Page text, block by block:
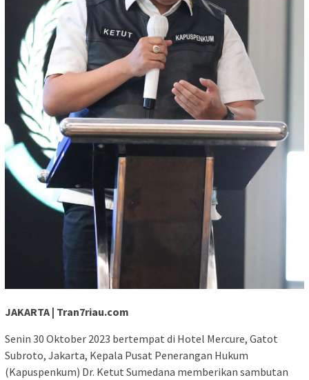
JAKARTA | Tran7riau.com
Senin 30 Oktober 2023 bertempat di Hotel Mercure, Gatot
Subroto, Jakarta, Kepala Pusat Penerangan Hukum
(Kapuspenkum) Dr. Ketut Sumedana memberikan sambutan